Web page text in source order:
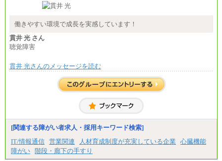
総合職 月給208,000～235,000円
※詳細はJTBキャリアサイトよりご確認ください。
総合職 月給220,000～230,000円＋地域間調整給
整給
※詳細はJTBキャリアサイトよりご確認ください。
■(株)JTBコミュニケーションデザイン
総合職 月給230,000円
みなし残業手当：20,000円（一律支給）※みなし
残業手当の残業時間は10.43時間。
間に応じて、時間外手当等を支給。
エリアサポート職 月給188,000円
働きやすい環境で成長を実感しています！
貫井 光 さん
聴覚障害
貫井 光さんのメッセージを読む
[関連する障がい者求人・採用キーワード検索]
IT/情報通信 営業関連 人材育成制度が充実している企業
心臓機能
障がい 階段・廊下の手すり